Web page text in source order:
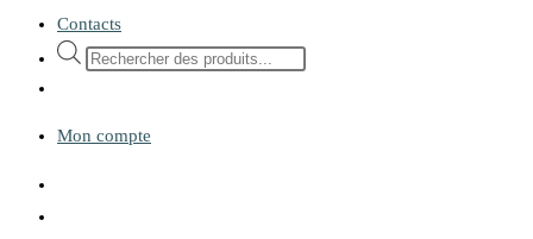
Contacts
Recherche
Mon compte